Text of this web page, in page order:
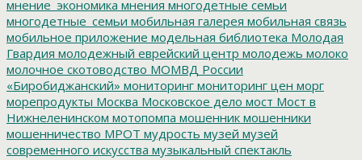
мнение_экономика мнения многодетные семьи
многодетные_семьи мобильная галерея мобильная связь
мобильное приложение модельная библиотека Молодая
Гвардия молодежный еврейский центр молодежь молоко
молочное скотоводство МОМВД России
«Биробиджанский» мониторинг мониторинг цен морг
морепродукты Москва Московское дело мост Мост в
Нижнеленинском мотопомпа мошенник мошенники
мошенничество МРОТ мудрость музей музей
современного искусства музыкальный спектакль